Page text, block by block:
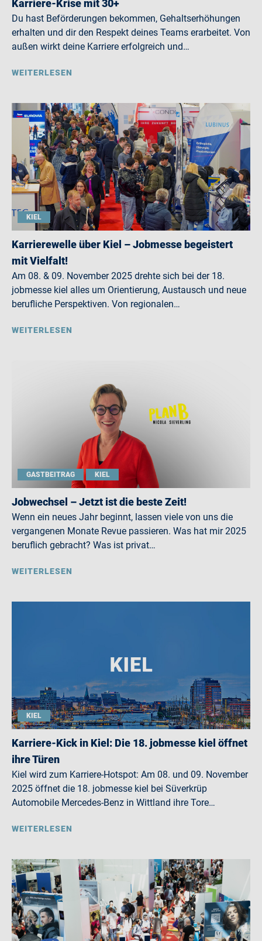
Karriere-Krise mit 30+
Du hast Beförderungen bekommen, Gehaltserhöhungen
erhalten und dir den Respekt deines Teams erarbeitet. Von
außen wirkt deine Karriere erfolgreich und…
WEITERLESEN
KIEL
Karrierewelle über Kiel – Jobmesse begeistert
mit Vielfalt!
Am 08. & 09. November 2025 drehte sich bei der 18.
jobmesse kiel alles um Orientierung, Austausch und neue
berufliche Perspektiven. Von regionalen…
WEITERLESEN
GASTBEITRAG KIEL
Jobwechsel – Jetzt ist die beste Zeit!
Wenn ein neues Jahr beginnt, lassen viele von uns die
vergangenen Monate Revue passieren. Was hat mir 2025
beruflich gebracht? Was ist privat…
WEITERLESEN
KIEL
Karriere-Kick in Kiel: Die 18. jobmesse kiel öffnet
ihre Türen
Kiel wird zum Karriere-Hotspot: Am 08. und 09. November
2025 öffnet die 18. jobmesse kiel bei Süverkrüp
Automobile Mercedes-Benz in Wittland ihre Tore…
WEITERLESEN